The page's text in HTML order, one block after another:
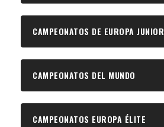
CAMPEONATOS DE EUROPA JUNIOR
CAMPEONATOS DEL MUNDO
CAMPEONATOS EUROPA ÉLITE